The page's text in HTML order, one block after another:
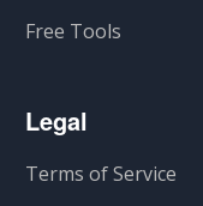
Free Tools
Legal
Terms of Service